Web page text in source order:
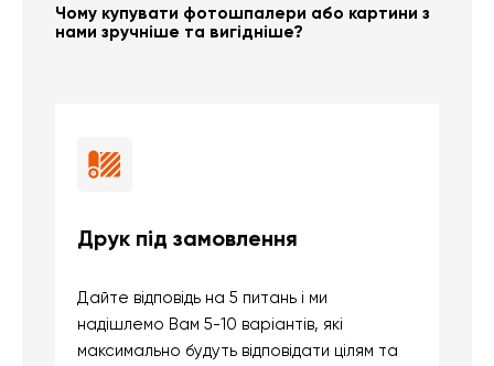
Чому купувати фотошпалери або картини з
нами зручніше та вигідніше?
Друк під замовлення
Дайте відповідь на 5 питань і ми
надішлемо Вам 5-10 варіантів, які
максимально будуть відповідати цілям та